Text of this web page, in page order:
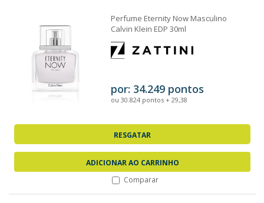
Perfume Eternity Now Masculino
Calvin Klein EDP 30ml
por: 34.249 pontos
ou 30.824 pontos + 29,38
RESGATAR
ADICIONAR AO CARRINHO
Comparar